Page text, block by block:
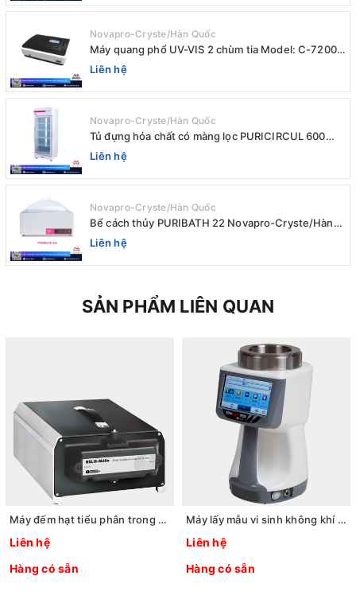
Novapro-Cryste/Hàn Quốc
Máy quang phổ UV-VIS 2 chùm tia Model: C-7200 /
Peak
Liên hệ
Novapro-Cryste/Hàn Quốc
Tủ đựng hóa chất có màng lọc PURICIRCUL 600
AIRTIGHT Novapro-Cryste/Hàn Quốc
Liên hệ
Novapro-Cryste/Hàn Quốc
Bể cách thủy PURIBATH 22 Novapro-Cryste/Hàn
Quốc
Liên hệ
SẢN PHẨM LIÊN QUAN
Máy đếm hạt tiểu phân trong dung dịch HSLIS-M100e Hãng: PMS/Mỹ
Liên hệ
Hàng có sẵn
Máy lấy mẫu vi sinh không khí PMS MiniCapt 100M Hãng: PMS/Mỹ
Liên hệ
Hàng có sẵn